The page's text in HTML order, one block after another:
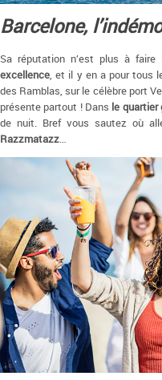
Barcelone,
Sa réputation n’est plus à faire
excellence, et il y en a pour tous
des Ramblas, sur le célèbre port
présente partout ! Dans le quartier
de nuit. Bref vous sautez où
Razzmatazz…